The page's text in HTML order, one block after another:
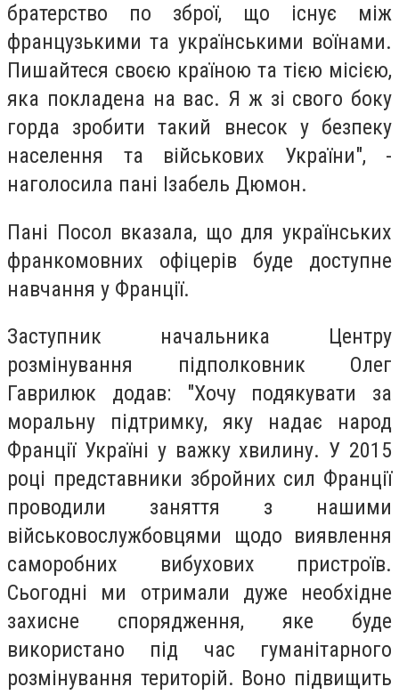
братерство по зброї, що існує між
французькими та українськими воїнами.
Пишайтеся своєю країною та тією місією,
яка покладена на вас. Я ж зі свого боку
горда зробити такий внесок у безпеку
населення та військових України", -
наголосила пані Ізабель Дюмон.
Пані Посол вказала, що для українських
франкомовних офіцерів буде доступне
навчання у Франції.
Заступник начальника Центру
розмінування підполковник Олег
Гаврилюк додав: "Хочу подякувати за
моральну підтримку, яку надає народ
Франції Україні у важку хвилину. У 2015
році представники збройних сил Франції
проводили заняття з нашими
військовослужбовцями щодо виявлення
саморобних вибухових пристроїв.
Сьогодні ми отримали дуже необхідне
захисне спорядження, яке буде
використано під час гуманітарного
розмінування територій. Воно підвищить